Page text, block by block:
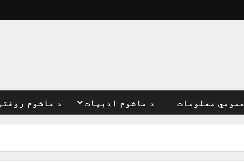
عمومي معلومات د ماشوم ادبیات د ماشوم